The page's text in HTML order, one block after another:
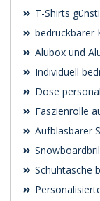
T-Shirts
bedruckbarer
Alubox und
Individuell
Dose
Faszienrolle
Aufblasbarer
Schuhtasche